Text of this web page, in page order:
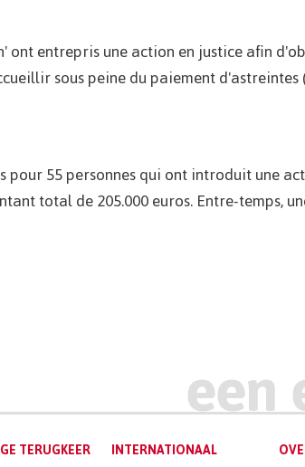
ont entrepris une action en justice afin
sous peine du paiement
pour 55 personnes qui ont introduit une
total de 205.000 euros. Entre-temps,
TERUGKEER
INTERNATIONAAL